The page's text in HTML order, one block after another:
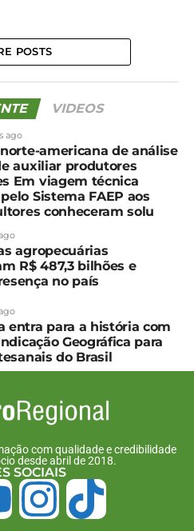
POSTS
VIDEOS
ago
americana de análise
auxiliar produtores
Em viagem técnica
Sistema FAEP aos
conheceram solu
agropecuárias
R$ 487,3 bilhões e
no país
entra para a história com
Geográfica para
do Brasil
com qualidade e credibilidade
desde abril de 2018.
SOCIAIS